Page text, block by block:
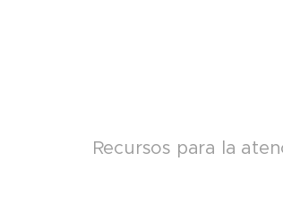
Recursos para la